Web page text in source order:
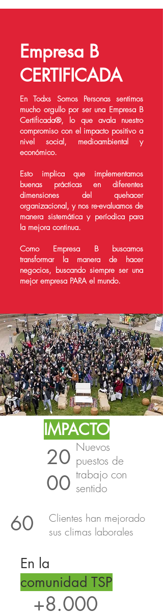
Empresa B
CERTIFICADA
En Todxs Somos Personas sentimos
mucho orgullo por ser una Empresa B
Certificada®, lo que avala nuestro
compromiso con el impacto positivo a
nivel social, medioambiental y
económico.
Esto implica que implementamos
buenas prácticas en diferentes
dimensiones del quehacer
organizacional, y nos re-evaluamos de
manera sistemática y períodica para
la mejora continua.
Como Empresa B buscamos
transformar la manera de hacer
negocios, buscando siempre ser una
mejor empresa PARA el mundo.
IMPACTO
20
00
Nuevos
puestos de
trabajo con
sentido
60
Clientes han mejorado
sus climas laborales
En la
comunidad TSP
+8.000